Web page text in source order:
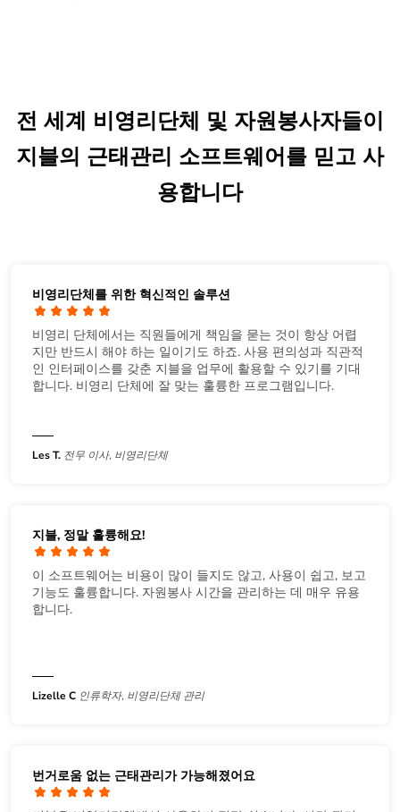
전 세계 비영리단체 및 자원봉사자들이
지블의 근태관리 소프트웨어를 믿고 사
용합니다
비영리단체를 위한 혁신적인 솔루션
비영리 단체에서는 직원들에게 책임을 묻는 것이 항상 어렵
지만 반드시 해야 하는 일이기도 하죠. 사용 편의성과 직관적
인 인터페이스를 갖춘 지블을 업무에 활용할 수 있기를 기대
합니다. 비영리 단체에 잘 맞는 훌륭한 프로그램입니다.
Les T. 전무 이사, 비영리단체
지블, 정말 훌륭해요!
이 소프트웨어는 비용이 많이 들지도 않고, 사용이 쉽고, 보고
기능도 훌륭합니다. 자원봉사 시간을 관리하는 데 매우 유용
합니다.
Lizelle C 인류학자, 비영리단체 관리
번거로움 없는 근태관리가 가능해졌어요